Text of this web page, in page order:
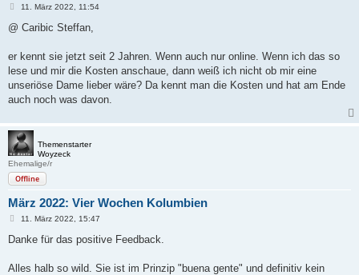
B
i
a
11. März 2022, 11:54
@ Caribic Steffan,
er kennt sie jetzt seit 2 Jahren. Wenn auch nur online. Wenn ich das so
lese und mir die Kosten anschaue, dann weiß ich nicht ob mir eine
unseriöse Dame lieber wäre? Da kennt man die Kosten und hat am Ende
auch noch was davon.
Themenstarter
Woyzeck
Ehemalige/r
Offline
März 2022: Vier Wochen Kolumbien
B
i
a
11. März 2022, 15:47
Danke für das positive Feedback.
Alles halb so wild. Sie ist im Prinzip "buena gente" und definitiv kein